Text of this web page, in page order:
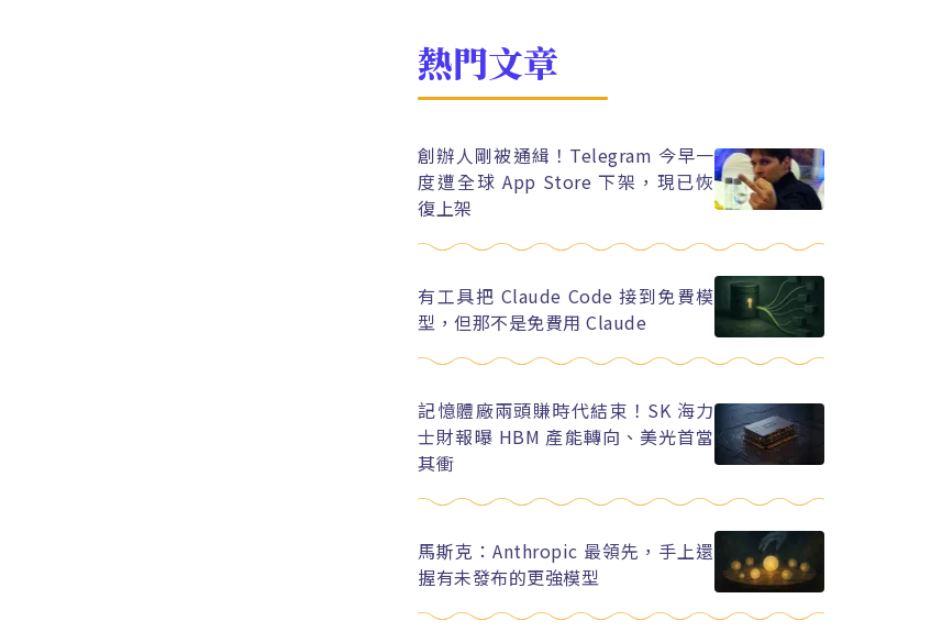
熱門文章
創辦人剛被通緝！Telegram 今早一
度遭全球 App Store 下架，現已恢
復上架
有工具把 Claude Code 接到免費模
型，但那不是免費用 Claude
記憶體廠兩頭賺時代結束！SK 海力
士財報曝 HBM 產能轉向、美光首當
其衝
馬斯克：Anthropic 最領先，手上還
握有未發布的更強模型